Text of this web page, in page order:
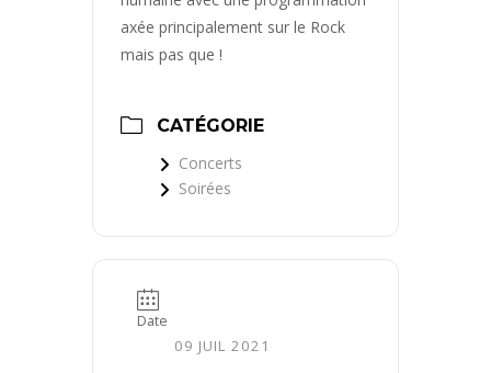
axée principalement sur le Rock
mais pas que !
CATÉGORIE
Concerts
Soirées
Date
09 JUIL 2021